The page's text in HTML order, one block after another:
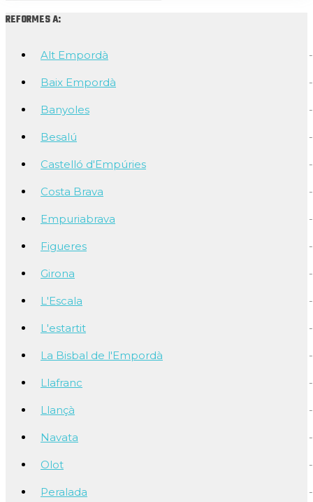
REFORMES A:
Alt Empordà
Baix Empordà
Banyoles
Besalú
Castelló d'Empúries
Costa Brava
Empuriabrava
Figueres
Girona
L'Escala
L'estartit
La Bisbal de l'Empordà
Llafranc
Llançà
Navata
Olot
Peralada